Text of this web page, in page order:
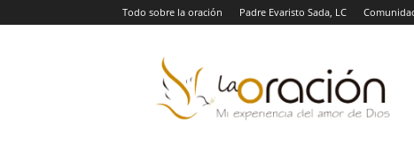
Todo sobre la oración Padre Evaristo Sada, LC
Oración